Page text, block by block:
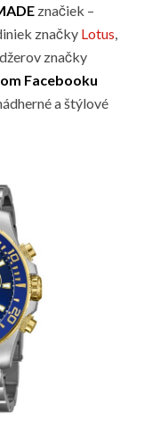
značiek –
značky Lotus,
značky
Facebooku
a štýlové